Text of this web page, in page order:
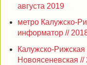
августа 2019
метро Калужско-
информатор //
Калужско-
Новоясеневская //